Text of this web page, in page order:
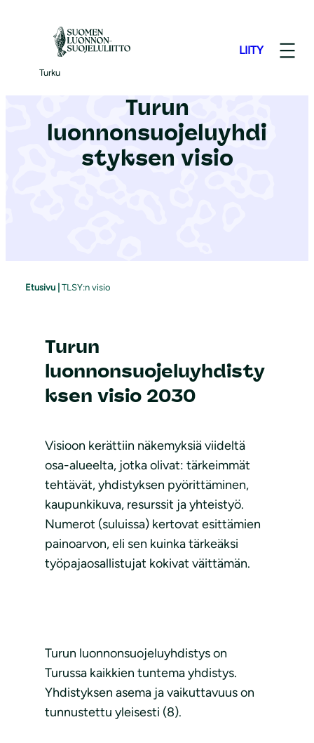
Turku
LIITY
Turun
luonnonsuojeluyhdi
styksen visio
Etusivu TLSY:n visio
Turun
luonnonsuojeluyhdisty
ksen visio 2030
Visioon kerättiin näkemyksiä viideltä
osa-alueelta, jotka olivat: tärkeimmät
tehtävät, yhdistyksen pyörittäminen,
kaupunkikuva, resurssit ja yhteistyö.
Numerot (suluissa) kertovat esittämien
painoarvon, eli sen kuinka tärkeäksi
työpajaosallistujat kokivat väittämän.
Turun luonnonsuojeluyhdistys on
Turussa kaikkien tuntema yhdistys.
Yhdistyksen asema ja vaikuttavuus on
tunnustettu yleisesti (8).